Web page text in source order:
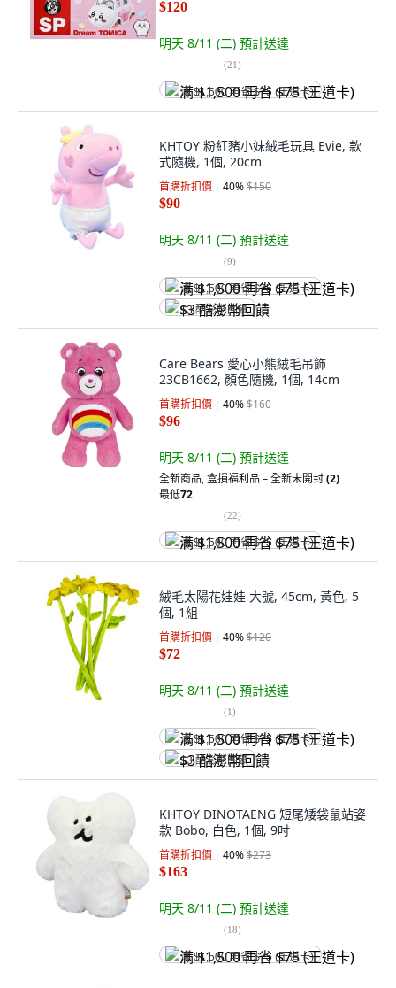
$120
明天 8/11 (二) 預計送達
(21)
满 $1,500 再省 $75 (王道卡)
KHTOY 粉紅豬小妹絨毛玩具 Evie, 款
式隨機, 1個, 20cm
首購折扣價 40%$150
$90
明天 8/11 (二) 預計送達
(9)
满 $1,500 再省 $75 (王道卡)
$3 酷澎幣回饋
Care Bears 愛心小熊絨毛吊飾
23CB1662, 顏色隨機, 1個, 14cm
首購折扣價 40%$160
$96
明天 8/11 (二) 預計送達
全新商品,盒損福利品 – 全新未開封(2)
最低72
(22)
满 $1,500 再省 $75 (王道卡)
絨毛太陽花娃娃 大號, 45cm, 黃色, 5
個, 1組
首購折扣價 40%$120
$72
明天 8/11 (二) 預計送達
(1)
满 $1,500 再省 $75 (王道卡)
$3 酷澎幣回饋
KHTOY DINOTAENG 短尾矮袋鼠站姿
款 Bobo, 白色, 1個, 9吋
首購折扣價 40%$273
$163
明天 8/11 (二) 預計送達
(18)
满 $1,500 再省 $75 (王道卡)